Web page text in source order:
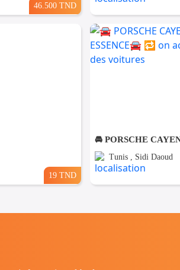
46.500 TND
19 TND
Tunis , Sidi Daoud